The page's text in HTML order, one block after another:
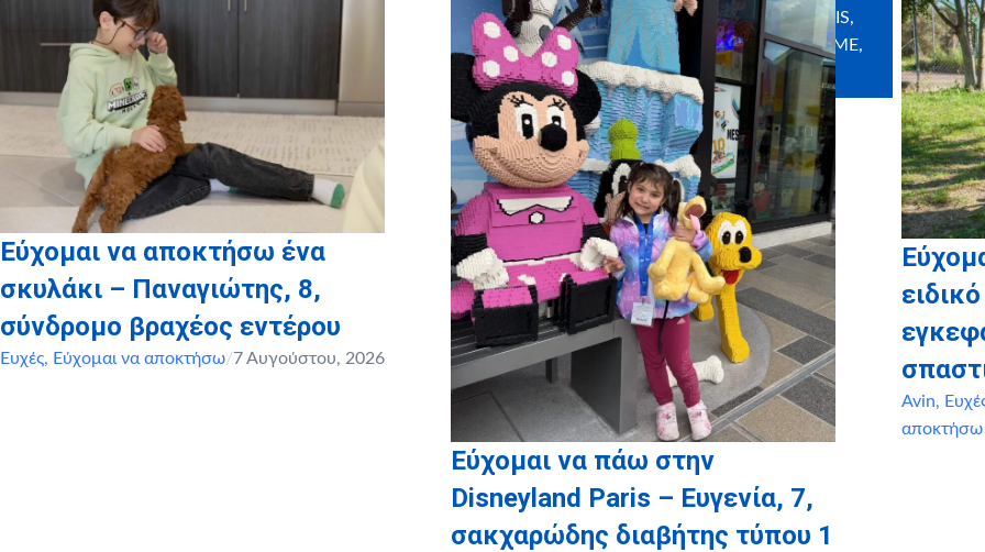
NAKAS CONCEPT, STOLIDIS,
MANIBUS MEIS, PEARL HOME,
PITOS GROUP
Εύχομαι να αποκτήσω ένα
σκυλάκι – Παναγιώτης, 8,
σύνδρομο βραχέος εντέρου
Ευχές, Εύχομαι να αποκτήσω/7 Αυγούστου, 2026
Εύχομαι να πάω στην
Disneyland Paris – Ευγενία, 7,
σακχαρώδης διαβήτης τύπου 1
Avin,
αποκτήσω